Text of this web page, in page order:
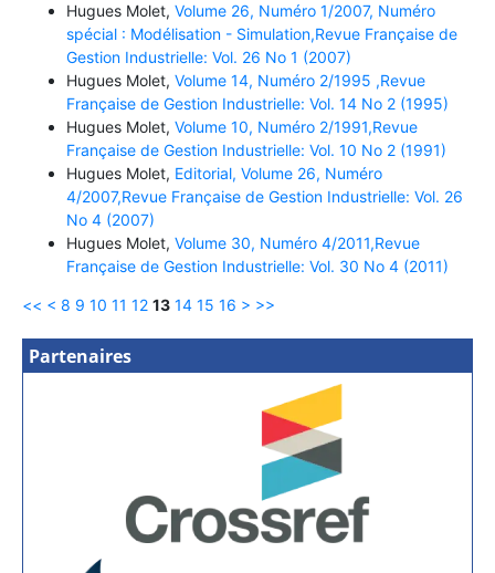
Hugues Molet, Volume 26, Numéro 1/2007, Numéro
spécial : Modélisation - Simulation,Revue Française de
Gestion Industrielle: Vol. 26 No 1 (2007)
Hugues Molet, Volume 14, Numéro 2/1995 ,Revue
Française de Gestion Industrielle: Vol. 14 No 2 (1995)
Hugues Molet, Volume 10, Numéro 2/1991,Revue
Française de Gestion Industrielle: Vol. 10 No 2 (1991)
Hugues Molet, Editorial, Volume 26, Numéro
4/2007,Revue Française de Gestion Industrielle: Vol. 26
No 4 (2007)
Hugues Molet, Volume 30, Numéro 4/2011,Revue
Française de Gestion Industrielle: Vol. 30 No 4 (2011)
<< < 8 9 10 11 12 13 14 15 16 > >>
Partenaires